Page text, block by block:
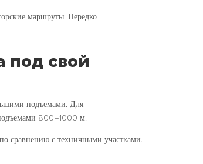
маршруты. Нередко
под свой
подъемами. Для
800–1000 м.
сравнению с техничными участками.